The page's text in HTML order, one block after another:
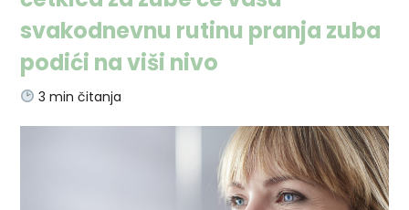
svakodnevnu rutinu pranja zuba
podići na viši nivo
3 min čitanja